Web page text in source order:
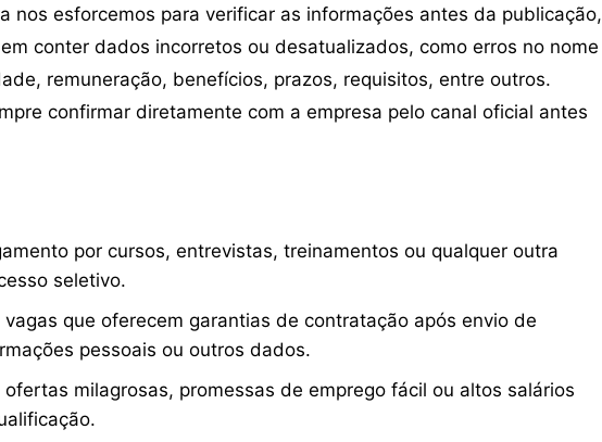
nos esforcemos para verificar as informações antes da publicação,
conter dados incorretos ou desatualizados, como erros no nome
remuneração, benefícios, prazos, requisitos, entre outros.
confirmar diretamente com a empresa pelo canal oficial antes
por cursos, entrevistas, treinamentos ou qualquer outra
seletivo.
vagas que oferecem garantias de contratação após envio de
pessoais ou outros dados.
ofertas milagrosas, promessas de emprego fácil ou altos salários